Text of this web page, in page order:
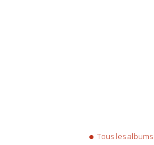
Tous les albums